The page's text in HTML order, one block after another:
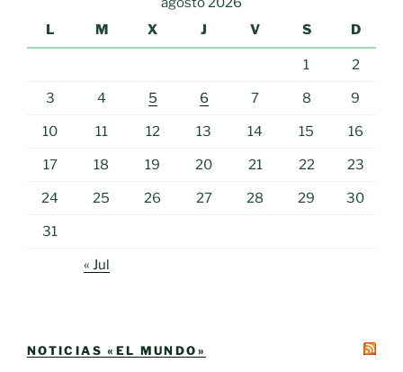
L
M X J V S D
1 2
3 4 5 6 7 8 9
10 11 12 13 14 15 16
17 18 19 20 21 22 23
24 25 26 27 28 29 30
31
« Jul
NOTICIAS «EL MUNDO»